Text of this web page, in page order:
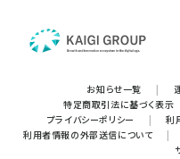
お知らせ一覧 |
特定商取引法に基づく表示
プライバシーポリシー
| 利
利用者情報の外部送信について
|